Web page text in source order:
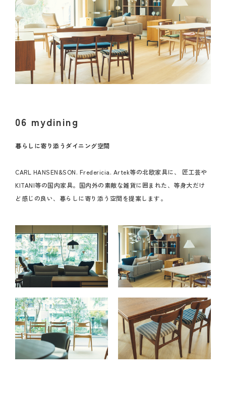
06 mydining
暮らしに寄り添うダイニング空間
CARL HANSEN&SON. Fredericia. Artek等の北欧家具に、 匠工芸や
KITANI等の国内家具。国内外の素敵な雑貨に囲まれた、等身大だけ
ど感じの良い、暮らしに寄り添う空間を提案します。